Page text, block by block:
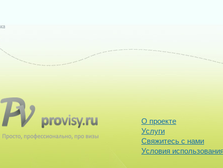
О проекте
Услуги
Свяжитесь с нами
Условия